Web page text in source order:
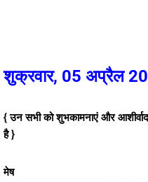
शुक्रवार, 05 अप्रैल
{ उन सभी को शुभकामनाएं और
है }
मेष